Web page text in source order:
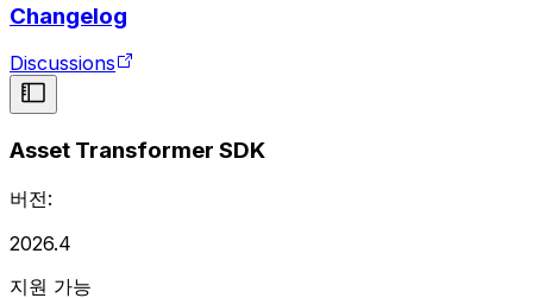
Changelog
Discussions
Asset Transformer SDK
버전:
2026.4
지원 가능